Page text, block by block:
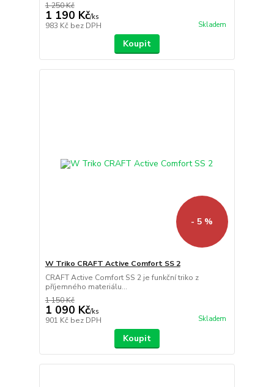
1 250 Kč
1 190 Kč/ks
983 Kč bez DPH Skladem
Koupit
- 5 %
W Triko CRAFT Active Comfort SS 2
CRAFT Active Comfort SS 2 je funkční triko z
příjemného materiálu...
1 150 Kč
1 090 Kč/ks
901 Kč bez DPH Skladem
Koupit